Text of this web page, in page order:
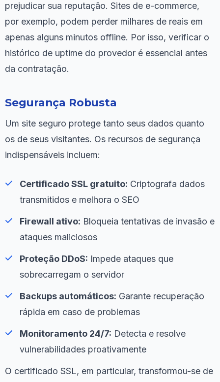
prejudicar sua reputação. Sites de e-commerce,
por exemplo, podem perder milhares de reais em
apenas alguns minutos offline. Por isso, verificar o
histórico de uptime do provedor é essencial antes
da contratação.
Segurança Robusta
Um site seguro protege tanto seus dados quanto
os de seus visitantes. Os recursos de segurança
indispensáveis incluem:
Certificado SSL gratuito: Criptografa dados
transmitidos e melhora o SEO
Firewall ativo: Bloqueia tentativas de invasão e
ataques maliciosos
Proteção DDoS: Impede ataques que
sobrecarregam o servidor
Backups automáticos: Garante recuperação
rápida em caso de problemas
Monitoramento 24/7: Detecta e resolve
vulnerabilidades proativamente
O certificado SSL, em particular, transformou-se de